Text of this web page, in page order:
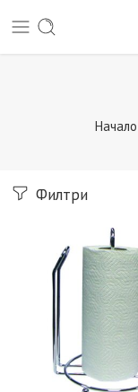
Начало
Филтри